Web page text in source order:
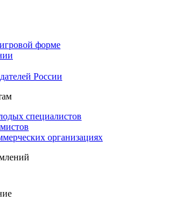
форме
России
специалистов
организациях